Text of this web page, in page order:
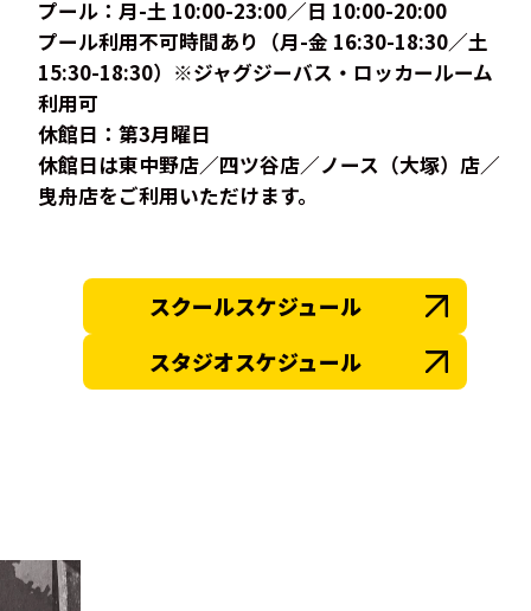
プール：月-土 10:00-23:00／日 10:00-20:00
プール利用不可時間あり（月-金 16:30-18:30／土
15:30-18:30）※ジャグジーバス・ロッカールーム
利用可
休館日：第3月曜日
休館日は東中野店／四ツ谷店／ノース（大塚）店／
曳舟店をご利用いただけます。
スクールスケジュール
スタジオスケジュール